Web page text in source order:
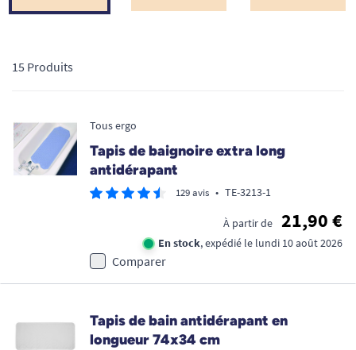
15 Produits
Tous ergo
Tapis de baignoire extra long
antidérapant
129 avis • TE-3213-1
À partir de 21,90 €
En stock, expédié le lundi 10 août 2026
Comparer
Tapis de bain antidérapant en
longueur 74x34 cm